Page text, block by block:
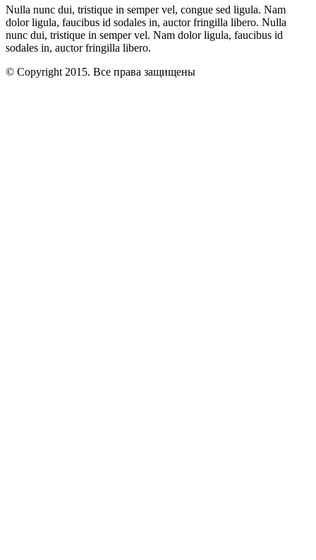
Nulla nunc dui, tristique in semper vel, congue sed ligula. Nam
dolor ligula, faucibus id sodales in, auctor fringilla libero. Nulla
nunc dui, tristique in semper vel. Nam dolor ligula, faucibus id
sodales in, auctor fringilla libero.
© Copyright 2015. Все права защищены